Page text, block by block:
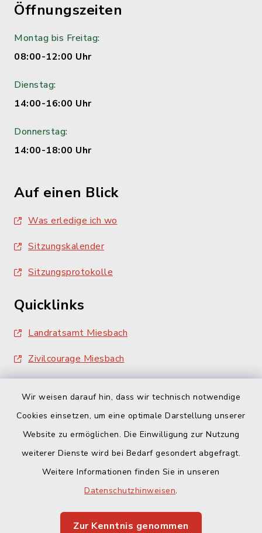
Wir weisen darauf hin, dass wir technisch notwendige
Cookies einsetzen, um eine optimale Darstellung unserer
Website zu ermöglichen. Die Einwilligung zur Nutzung
weiterer Dienste wird bei Bedarf gesondert abgefragt.
Weitere Informationen finden Sie in unseren
Datenschutzhinweisen.
Zur Kenntnis genommen
Öffnungszeiten
Montag bis Freitag:
08:00-12:00 Uhr
Dienstag:
14:00-16:00 Uhr
Donnerstag:
14:00-18:00 Uhr
Auf einen Blick
Was erledige ich wo
Sitzungskalender
Sitzungsprotokolle
Quicklinks
Landratsamt Miesbach
Zivilcourage Miesbach
Barrierefreiheit